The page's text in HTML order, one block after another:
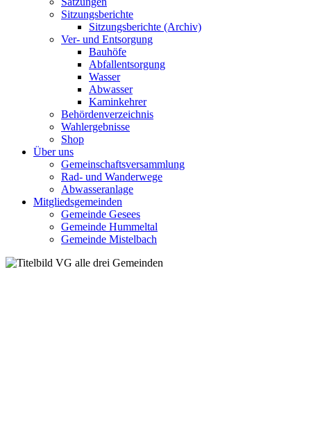
Sitzungsberichte
Sitzungsberichte (Archiv)
Ver- und Entsorgung
Bauhöfe
Abfallentsorgung
Wasser
Abwasser
Kaminkehrer
Behördenverzeichnis
Wahlergebnisse
Shop
Über uns
Gemeinschaftsversammlung
Rad- und Wanderwege
Abwasseranlage
Mitgliedsgemeinden
Gemeinde Gesees
Gemeinde Hummeltal
Gemeinde Mistelbach